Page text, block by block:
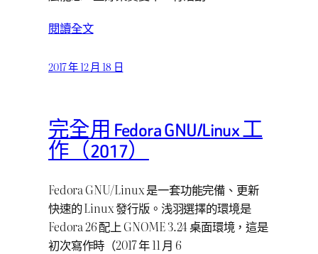
閱讀全文
2017 年 12 月 18 日
完全用 Fedora GNU/Linux 工
作（2017）
Fedora GNU/Linux 是一套功能完備、更新
快速的 Linux 發行版。浅羽選擇的環境是
Fedora 26 配上 GNOME 3.24 桌面環境，這是
初次寫作時（2017 年 11 月 6